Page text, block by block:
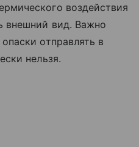
воздействия
внешний вид. Важно
отправлять в
нельзя.